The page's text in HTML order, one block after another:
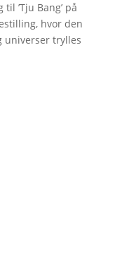
’Tju Bang’ på
hvor den
universer trylles